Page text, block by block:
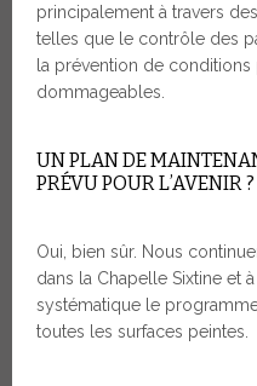
principalement à travers
telles que le contrôle des
la prévention de
dommageables.
UN PLAN DE
PRÉVU POUR L’AVENIR ?
Oui, bien sûr. Nous
dans la Chapelle Sixtine et
systématique le
toutes les surfaces peintes.